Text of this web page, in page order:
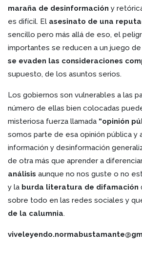
maraña de desinformación y
es difícil. El asesinato de una
sencillo pero más allá de eso, el
importantes se reducen a un juego
se evaden las consideraciones
supuesto, de los asuntos serios.
Los gobiernos son vulnerables a las
número de ellas bien colocadas
misteriosa fuerza llamada “opinión
somos parte de esa opinión pública y
información y desinformación
de otra más que aprender a
análisis aunque no nos guste o no
y la burda literatura de difamación
sobre todo en las redes sociales y
de la calumnia.